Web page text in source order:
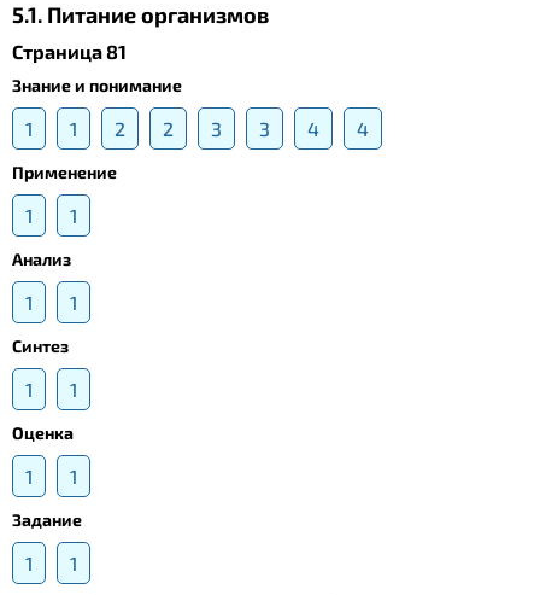
5.1. Питание организмов
Страница 81
Знание и понимание
1 1 2 2 3 3 4 4
Применение
1 1
Анализ
1 1
Синтез
1 1
Оценка
1 1
Задание
1 1